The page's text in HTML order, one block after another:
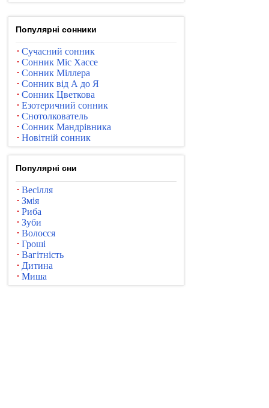
Популярні сонники
Сучасний сонник
Сонник Міс Хассе
Сонник Міллера
Сонник від А до Я
Сонник Цветкова
Езотеричний сонник
Снотолкователь
Сонник Мандрівника
Новітній сонник
Популярні сни
Весілля
Змія
Риба
Зуби
Волосся
Гроші
Вагітність
Дитина
Миша